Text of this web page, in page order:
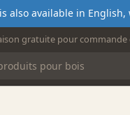
also available in
gratuite pour commande